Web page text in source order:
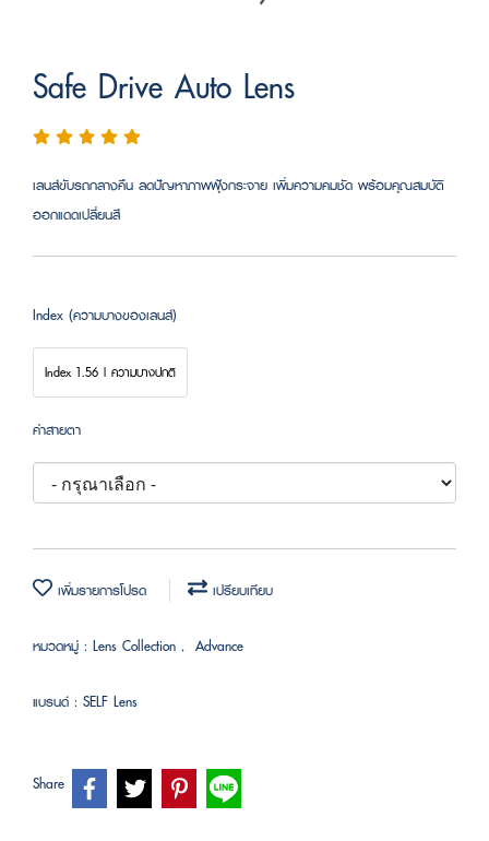
Safe Drive Auto Lens
เลนส์ขับรถกลางคืน ลดปัญหาภาพฟุ้งกระจาย เพิ่มความคมชัด พร้อมคุณสมบัติ
ออกแดดเปลี่ยนสี
Index (ความบางของเลนส์)
Index 1.56 | ความบางปกติ
ค่าสายตา
เพิ่มรายการโปรด เปรียบเทียบ
หมวดหมู่ : Lens Collection , Advance
แบรนด์ : SELF Lens
Share